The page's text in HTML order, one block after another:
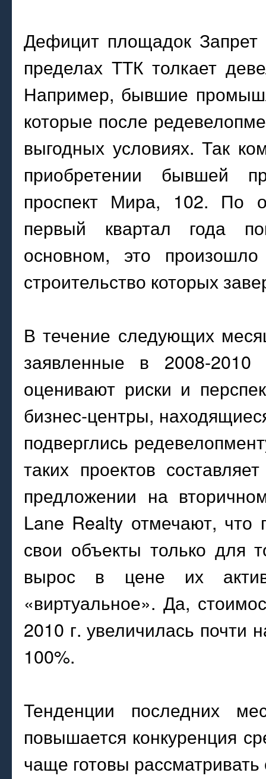
Дефицит площадок Запрет
пределах ТТК толкает
Например, бывшие
которые после
выгодных условиях. Так
приобретении бывшей
проспект Мира, 102. По
первый квартал года
основном, это
строительство которых
В течение следующих
заявленные в 2008-2010
оценивают риски и
бизнес-центры,
подверглись
таких проектов
предложении на
Lane Realty отмечают, что
свои объекты только для
вырос в цене их
«виртуальное». Да,
2010 г. увеличилась почти
100%.
Тенденции последних
повышается конкуренция
чаще готовы